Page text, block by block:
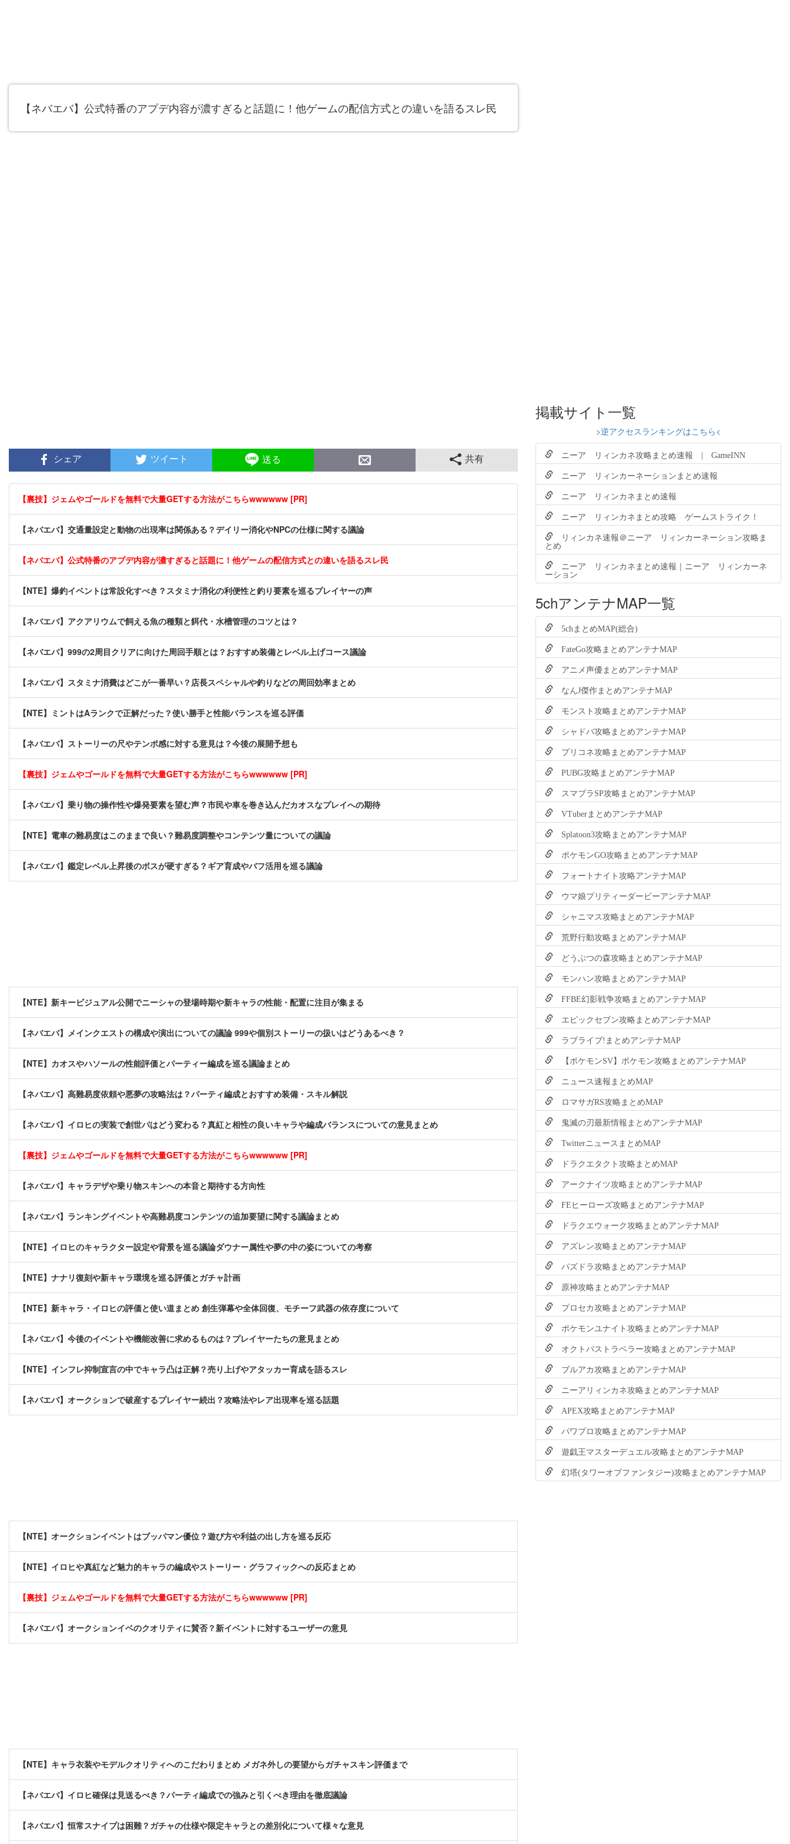
【ネバエバ】公式特番のアプデ内容が濃すぎると話題に！他ゲームの配信方式との違いを語るスレ民
シェア ツイート 送る 共有
【裏技】ジェムやゴールドを無料で大量GETする方法がこちらwwwwww [PR]
【ネバエバ】交通量設定と動物の出現率は関係ある？デイリー消化やNPCの仕様に関する議論
【ネバエバ】公式特番のアプデ内容が濃すぎると話題に！他ゲームの配信方式との違いを語るスレ民
【NTE】爆釣イベントは常設化すべき？スタミナ消化の利便性と釣り要素を巡るプレイヤーの声
【ネバエバ】アクアリウムで飼える魚の種類と餌代・水槽管理のコツとは？
【ネバエバ】999の2周目クリアに向けた周回手順とは？おすすめ装備とレベル上げコース議論
【ネバエバ】スタミナ消費はどこが一番早い？店長スペシャルや釣りなどの周回効率まとめ
【NTE】ミントはAランクで正解だった？使い勝手と性能バランスを巡る評価
【ネバエバ】ストーリーの尺やテンポ感に対する意見は？今後の展開予想も
【裏技】ジェムやゴールドを無料で大量GETする方法がこちらwwwwww [PR]
【ネバエバ】乗り物の操作性や爆発要素を望む声？市民や車を巻き込んだカオスなプレイへの期待
【NTE】電車の難易度はこのままで良い？難易度調整やコンテンツ量についての議論
【ネバエバ】鑑定レベル上昇後のボスが硬すぎる？ギア育成やバフ活用を巡る議論
【NTE】新キービジュアル公開でニーシャの登場時期や新キャラの性能・配置に注目が集まる
【ネバエバ】メインクエストの構成や演出についての議論 999や個別ストーリーの扱いはどうあるべき？
【NTE】カオスやハソールの性能評価とパーティー編成を巡る議論まとめ
【ネバエバ】高難易度依頼や悪夢の攻略法は？パーティ編成とおすすめ装備・スキル解説
【ネバエバ】イロヒの実装で創世パはどう変わる？真紅と相性の良いキャラや編成バランスについての意見まとめ
【裏技】ジェムやゴールドを無料で大量GETする方法がこちらwwwwww [PR]
【ネバエバ】キャラデザや乗り物スキンへの本音と期待する方向性
【ネバエバ】ランキングイベントや高難易度コンテンツの追加要望に関する議論まとめ
【NTE】イロヒのキャラクター設定や背景を巡る議論ダウナー属性や夢の中の姿についての考察
【NTE】ナナリ復刻や新キャラ環境を巡る評価とガチャ計画
【NTE】新キャラ・イロヒの評価と使い道まとめ 創生弾幕や全体回復、モチーフ武器の依存度について
【ネバエバ】今後のイベントや機能改善に求めるものは？プレイヤーたちの意見まとめ
【NTE】インフレ抑制宣言の中でキャラ凸は正解？売り上げやアタッカー育成を語るスレ
【ネバエバ】オークションで破産するプレイヤー続出？攻略法やレア出現率を巡る話題
【NTE】オークションイベントはブッパマン優位？遊び方や利益の出し方を巡る反応
【NTE】イロヒや真紅など魅力的キャラの編成やストーリー・グラフィックへの反応まとめ
【裏技】ジェムやゴールドを無料で大量GETする方法がこちらwwwwww [PR]
【ネバエバ】オークションイベのクオリティに賛否？新イベントに対するユーザーの意見
【NTE】キャラ衣装やモデルクオリティへのこだわりまとめ メガネ外しの要望からガチャスキン評価まで
【ネバエバ】イロヒ確保は見送るべき？パーティ編成での強みと引くべき理由を徹底議論
【ネバエバ】恒常スナイプは困難？ガチャの仕様や限定キャラとの差別化について様々な意見
掲載サイト一覧
>逆アクセスランキングはこちら<
ニーア リィンカネ攻略まとめ速報 | GameINN
ニーア リィンカーネーションまとめ速報
ニーア リィンカネまとめ速報
ニーア リィンカネまとめ攻略 ゲームストライク！
リィンカネ速報＠ニーア リィンカーネーション攻略ま
とめ
ニーア リィンカネまとめ速報｜ニーア リィンカーネ
ーション
5chアンテナMAP一覧
5chまとめMAP(総合)
FateGo攻略まとめアンテナMAP
アニメ声優まとめアンテナMAP
なんJ傑作まとめアンテナMAP
モンスト攻略まとめアンテナMAP
シャドバ攻略まとめアンテナMAP
プリコネ攻略まとめアンテナMAP
PUBG攻略まとめアンテナMAP
スマブラSP攻略まとめアンテナMAP
VTuberまとめアンテナMAP
Splatoon3攻略まとめアンテナMAP
ポケモンGO攻略まとめアンテナMAP
フォートナイト攻略アンテナMAP
ウマ娘プリティーダービーアンテナMAP
シャニマス攻略まとめアンテナMAP
荒野行動攻略まとめアンテナMAP
どうぶつの森攻略まとめアンテナMAP
モンハン攻略まとめアンテナMAP
FFBE幻影戦争攻略まとめアンテナMAP
エピックセブン攻略まとめアンテナMAP
ラブライブ!まとめアンテナMAP
【ポケモンSV】ポケモン攻略まとめアンテナMAP
ニュース速報まとめMAP
ロマサガRS攻略まとめMAP
鬼滅の刃最新情報まとめアンテナMAP
TwitterニュースまとめMAP
ドラクエタクト攻略まとめMAP
アークナイツ攻略まとめアンテナMAP
FEヒーローズ攻略まとめアンテナMAP
ドラクエウォーク攻略まとめアンテナMAP
アズレン攻略まとめアンテナMAP
パズドラ攻略まとめアンテナMAP
原神攻略まとめアンテナMAP
プロセカ攻略まとめアンテナMAP
ポケモンユナイト攻略まとめアンテナMAP
オクトパストラベラー攻略まとめアンテナMAP
ブルアカ攻略まとめアンテナMAP
ニーアリィンカネ攻略まとめアンテナMAP
APEX攻略まとめアンテナMAP
パワプロ攻略まとめアンテナMAP
遊戯王マスターデュエル攻略まとめアンテナMAP
幻塔(タワーオブファンタジー)攻略まとめアンテナMAP